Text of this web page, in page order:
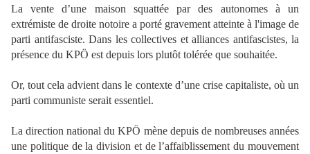
La vente d’une maison squattée par des autonomes à un
extrémiste de droite notoire a porté gravement atteinte à l'image de
parti antifasciste. Dans les collectives et alliances antifascistes, la
présence du KPÖ est depuis lors plutôt tolérée que souhaitée.
Or, tout cela advient dans le contexte d’une crise capitaliste, où un
parti communiste serait essentiel.
La direction national du KPÖ mène depuis de nombreuses années
une politique de la division et de l’affaiblissement du mouvement